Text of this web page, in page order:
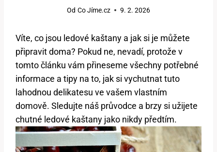
Od Co Jíme.cz 9. 2. 2026
Víte, co ‍jsou ledové kaštany a ‌jak si je ⁣můžete
připravit doma? Pokud ⁢ne, nevadí, ‍protože v
tomto ⁤článku ⁢vám‍ přineseme všechny potřebné
informace a tipy na ‍to,‍ jak ⁢si vychutnat tuto
lahodnou​ delikatesu ve ‍vašem vlastním
domově.⁤ Sledujte náš průvodce⁣ a brzy si užijete
chutné ledové kaštany jako nikdy předtím.